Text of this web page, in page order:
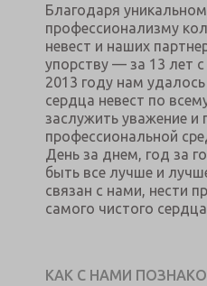
Благодаря
профессионализму
невест и наших
упорству — за 13 лет
2013 году нам
сердца невест по
заслужить уважение и
профессиональной
День за днем, год за
быть все лучше и
связан с нами, нести
самого чистого
КАК С НАМИ